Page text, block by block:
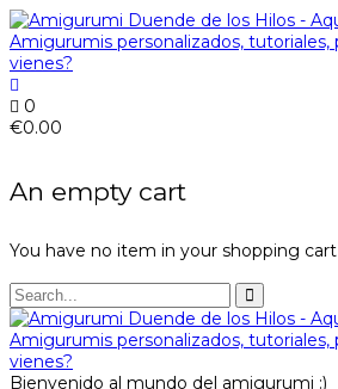
0
€0.00
An empty cart
You have no item in your shopping cart
Bienvenido al mundo del amigurumi :)